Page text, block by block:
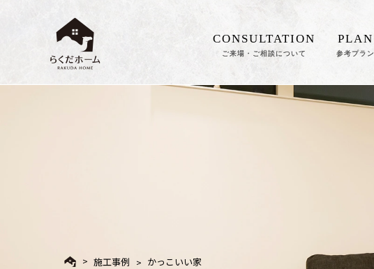
CONSULTATION
ご来場・ご相談について
PLAN
参考プラン
施工事例 かっこいい家